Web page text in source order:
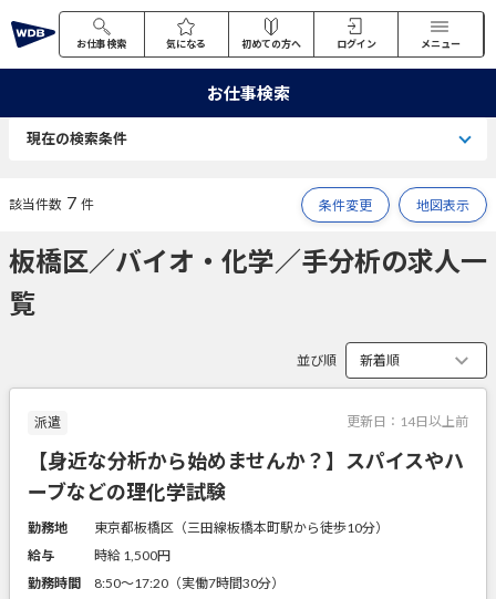
お仕事検索 気になる 初めての方へ ログイン メニュー
お仕事検索
現在の検索条件
該当件数 7 件 条件変更 地図表示
板橋区／バイオ・化学／手分析の求人一
覧
並び順
派遣 更新日： 14日以上前
【身近な分析から始めませんか？】スパイスやハ
ーブなどの理化学試験
勤務地
東京都板橋区（三田線板橋本町駅から徒歩10分）
給与
時給 1,500円
勤務時間
8:50～17:20（実働7時間30分）